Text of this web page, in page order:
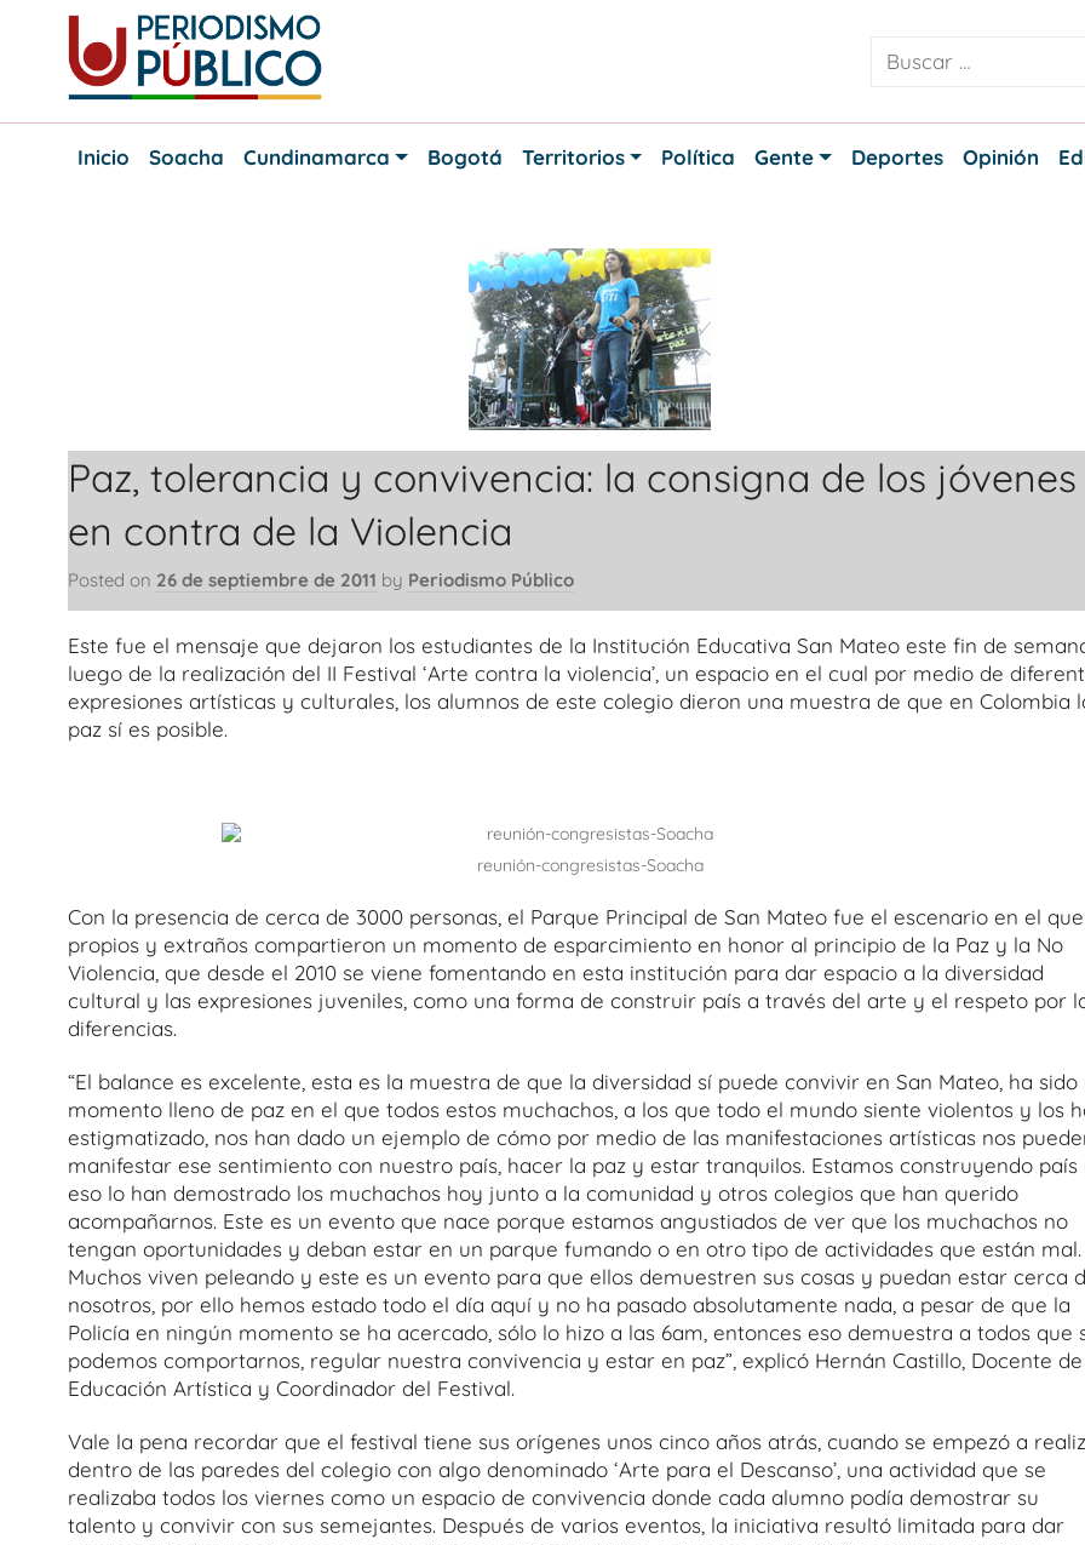
content
Periodismo
Noticias
Inicio
Soacha Cundinamarca Bogotá Territorios Política Gente Deportes Opinión
Paz, tolerancia y convivencia: la consigna de los jóvenes
en contra de la Violencia
Posted on 26 de septiembre de 2011 by Periodismo Público
Este fue el mensaje que dejaron los estudiantes de la Institución Educativa San Mateo este fin de
luego de la realización del II Festival ‘Arte contra la violencia’, un espacio en el cual por medio de
expresiones artísticas y culturales, los alumnos de este colegio dieron una muestra de que en Colombia
paz sí es posible.
reunión-congresistas-Soacha
Con la presencia de cerca de 3000 personas, el Parque Principal de San Mateo fue el escenario en el que
propios y extraños compartieron un momento de esparcimiento en honor al principio de la Paz y la No
Violencia, que desde el 2010 se viene fomentando en esta institución para dar espacio a la diversidad
cultural y las expresiones juveniles, como una forma de construir país a través del arte y el respeto por
diferencias.
“El balance es excelente, esta es la muestra de que la diversidad sí puede convivir en San Mateo, ha sido
momento lleno de paz en el que todos estos muchachos, a los que todo el mundo siente violentos y los
estigmatizado, nos han dado un ejemplo de cómo por medio de las manifestaciones artísticas nos
manifestar ese sentimiento con nuestro país, hacer la paz y estar tranquilos. Estamos construyendo país
eso lo han demostrado los muchachos hoy junto a la comunidad y otros colegios que han querido
acompañarnos. Este es un evento que nace porque estamos angustiados de ver que los muchachos no
tengan oportunidades y deban estar en un parque fumando o en otro tipo de actividades que están mal.
Muchos viven peleando y este es un evento para que ellos demuestren sus cosas y puedan estar cerca
nosotros, por ello hemos estado todo el día aquí y no ha pasado absolutamente nada, a pesar de que la
Policía en ningún momento se ha acercado, sólo lo hizo a las 6am, entonces eso demuestra a todos que
podemos comportarnos, regular nuestra convivencia y estar en paz”, explicó Hernán Castillo, Docente de
Educación Artística y Coordinador del Festival.
Vale la pena recordar que el festival tiene sus orígenes unos cinco años atrás, cuando se empezó a
dentro de las paredes del colegio con algo denominado ‘Arte para el Descanso’, una actividad que se
realizaba todos los viernes como un espacio de convivencia donde cada alumno podía demostrar su
talento y convivir con sus semejantes. Después de varios eventos, la iniciativa resultó limitada para dar